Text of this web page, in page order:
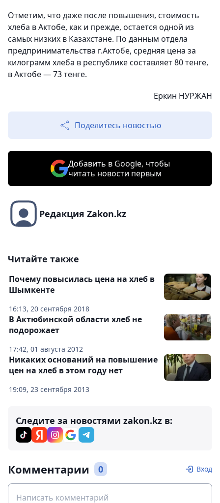
Отметим, что даже после повышения, стоимость
хлеба в Актобе, как и прежде, остается одной из
самых низких в Казахстане. По данным отдела
предпринимательства г.Актобе, средняя цена за
килограмм хлеба в республике составляет 80 тенге,
в Актобе — 73 тенге.
Еркин НУРЖАН
Поделитесь новостью
Добавить в Google, чтобы
читать новости первым
Редакция Zakon.kz
Читайте также
16:13, 20 сентября 2018
Почему повысилась цена на хлеб в
Шымкенте
17:42, 01 августа 2012
В Актюбинской области хлеб не
подорожает
19:09, 23 сентября 2013
Никаких оснований на повышение
цен на хлеб в этом году нет
Следите за новостями zakon.kz в:
Комментарии 0 Вход